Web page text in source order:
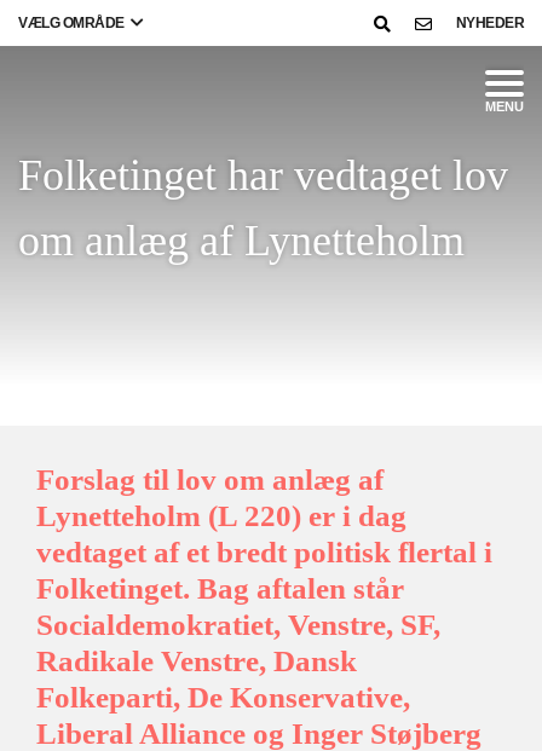
VÆLG OMRÅDE NYHEDER
MENU
Folketinget har vedtaget lov
om anlæg af Lynetteholm
Forslag til lov om anlæg af
Lynetteholm (L 220) er i dag
vedtaget af et bredt politisk flertal i
Folketinget. Bag aftalen står
Socialdemokratiet, Venstre, SF,
Radikale Venstre, Dansk
Folkeparti, De Konservative,
Liberal Alliance og Inger Støjberg